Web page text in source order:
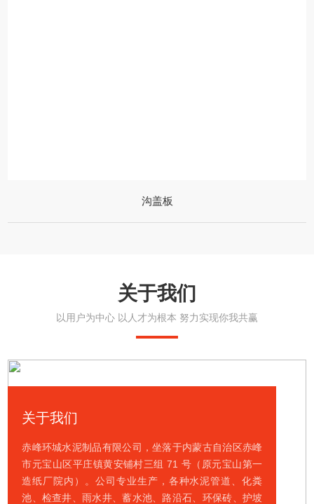
沟盖板
关于我们
以用户为中心 以人才为根本 努力实现你我共赢
关于我们
赤峰环城水泥制品有限公司，坐落于内蒙古自治区赤峰
市元宝山区平庄镇黄安铺村三组 71 号（原元宝山第一
造纸厂院内）。公司专业生产，各种水泥管道、化粪
池、检查井、雨水井、蓄水池、路沿石、环保砖、护坡